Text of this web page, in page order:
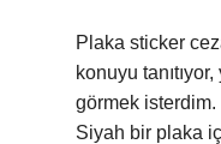
Plaka sticker
konuyu
görmek isterdim.
Siyah bir plaka